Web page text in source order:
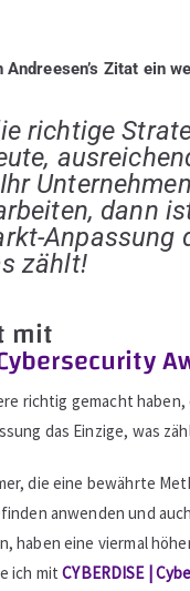
Zitat ein
richtige
dann
Anpassung
zählt!
mit
Cybersecurity
richtig gemacht
das Einzige, was
die eine bewährte
anwenden und
haben eine viermal
ich mit CYBERDISE |